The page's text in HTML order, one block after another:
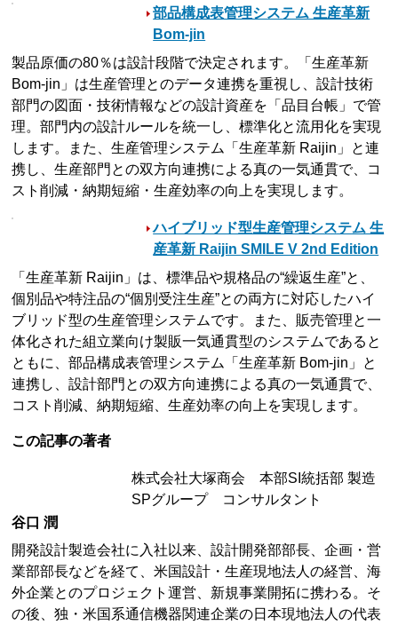
部品構成表管理システム 生産革新
Bom-jin
製品原価の80％は設計段階で決定されます。「生産革新
Bom-jin」は生産管理とのデータ連携を重視し、設計技術
部門の図面・技術情報などの設計資産を「品目台帳」で管
理。部門内の設計ルールを統一し、標準化と流用化を実現
します。また、生産管理システム「生産革新 Raijin」と連
携し、生産部門との双方向連携による真の一気通貫で、コ
スト削減・納期短縮・生産効率の向上を実現します。
ハイブリッド型生産管理システム 生
産革新 Raijin SMILE V 2nd Edition
「生産革新 Raijin」は、標準品や規格品の“繰返生産”と、
個別品や特注品の“個別受注生産”との両方に対応したハイ
ブリッド型の生産管理システムです。また、販売管理と一
体化された組立業向け製販一気通貫型のシステムであると
ともに、部品構成表管理システム「生産革新 Bom-jin」と
連携し、設計部門との双方向連携による真の一気通貫で、
コスト削減、納期短縮、生産効率の向上を実現します。
この記事の著者
株式会社大塚商会 本部SI統括部 製造
SPグループ コンサルタント
谷口 潤
開発設計製造会社に入社以来、設計開発部部長、企画・営
業部部長などを経て、米国設計・生産現地法人の経営、海
外企業とのプロジェクト運営、新規事業開拓に携わる。そ
の後、独・米国系通信機器関連企業の日本現地法人の代表